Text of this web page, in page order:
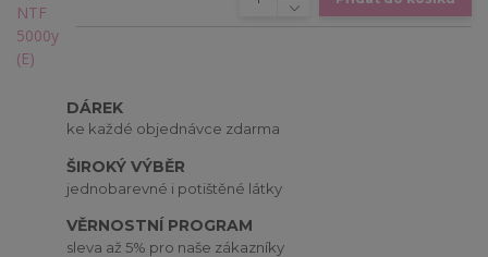
DÁREK
ke každé objednávce zdarma
ŠIROKÝ VÝBĚR
jednobarevné i potištěné látky
VĚRNOSTNÍ PROGRAM
sleva až 5% pro naše zákazníky